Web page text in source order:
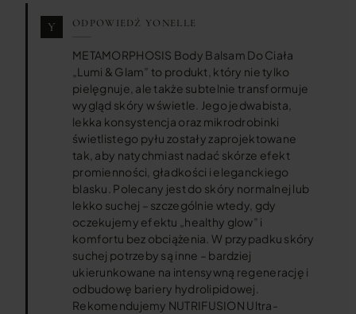
ODPOWIEDŹ YONELLE
METAMORPHOSIS Body Balsam Do Ciała
„Lumi & Glam” to produkt, który nie tylko
pielęgnuje, ale także subtelnie transformuje
wygląd skóry w świetle. Jego jedwabista,
lekka konsystencja oraz mikrodrobinki
świetlistego pyłu zostały zaprojektowane
tak, aby natychmiast nadać skórze efekt
promienności, gładkości i eleganckiego
blasku. Polecany jest do skóry normalnej lub
lekko suchej – szczególnie wtedy, gdy
oczekujemy efektu „healthy glow” i
komfortu bez obciążenia. W przypadku skóry
suchej potrzeby są inne – bardziej
ukierunkowane na intensywną regenerację i
odbudowę bariery hydrolipidowej.
Rekomendujemy NUTRIFUSION Ultra-